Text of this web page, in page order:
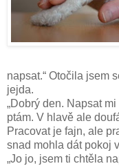
napsat.“ Otočila jsem
jejda.
„Dobrý den. Napsat
ptám. V hlavě ale
Pracovat je fajn, ale
snad mohla dát pokoj
„Jo jo, jsem ti chtěla